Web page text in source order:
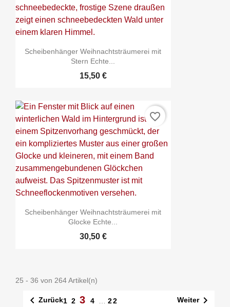
Scheibenhänger Weihnachtsträumerei mit
Stern Echte...
15,50 €
Scheibenhänger Weihnachtsträumerei mit
Glocke Echte...
30,50 €
favorite_border
25 - 36 von 264 Artikel(n)
 Zurück1 2 3 4 22 Weiter